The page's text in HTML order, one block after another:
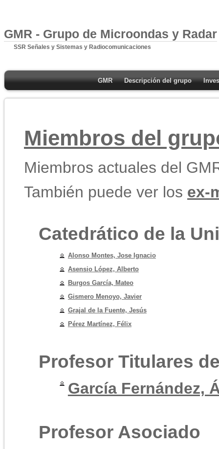
GMR - Grupo de Microondas y Radar
SSR Señales y Sistemas y Radiocomunicaciones
GMR Descripción del grupo
Miembros del
Miembros actuales del
También puede ver los ex-
Catedrático de la
Alonso Montes, Jose Ignacio
Asensio López, Alberto
Burgos García, Mateo
Gismero Menoyo, Javier
Grajal de la Fuente, Jesús
Pérez Martínez, Félix
Profesor Titulares
García Fernández,
Profesor Asociado